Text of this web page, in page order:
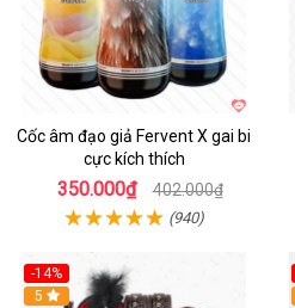
Cốc âm đạo giả Fervent X gai bi
cực kích thích
350.000₫ 402.000₫
(940)
-14%
Hot
5